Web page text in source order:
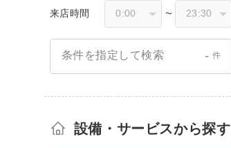
来店時間 〜
条件を指定して検索 - 件
設備・サービスから探す